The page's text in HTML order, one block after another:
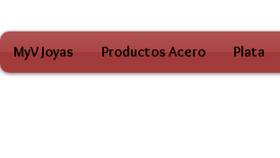
MyV Joyas Productos Acero Plata